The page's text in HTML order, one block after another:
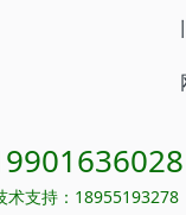
术支持：18955193278